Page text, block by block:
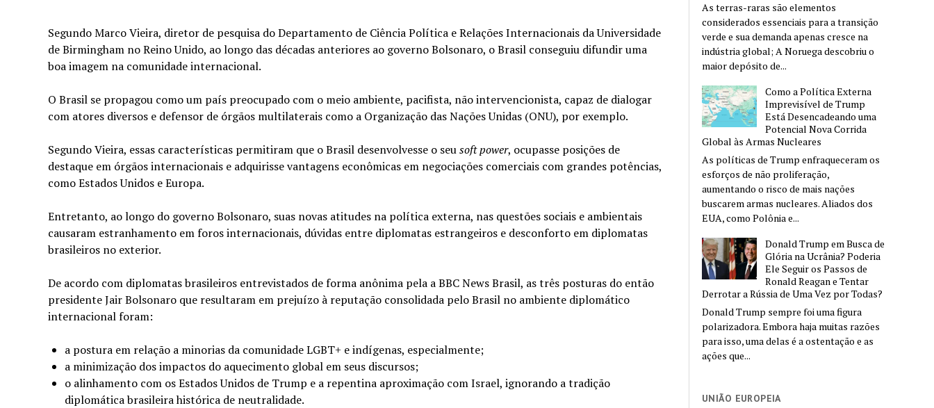
Segundo Marco Vieira, diretor de pesquisa do Departamento de Ciência Política e Relações Internacionais da Universidade
de Birmingham no Reino Unido, ao longo das décadas anteriores ao governo Bolsonaro, o Brasil conseguiu difundir uma
boa imagem na comunidade internacional.
O Brasil se propagou como um país preocupado com o meio ambiente, pacifista, não intervencionista, capaz de dialogar
com atores diversos e defensor de órgãos multilaterais como a Organização das Nações Unidas (ONU), por exemplo.
Segundo Vieira, essas características permitiram que o Brasil desenvolvesse o seusoft power, ocupasse posições de
destaque em órgãos internacionais e adquirisse vantagens econômicas em negociações comerciais com grandes potências,
como Estados Unidos e Europa.
Entretanto, ao longo do governo Bolsonaro, suas novas atitudes na política externa, nas questões sociais e ambientais
causaram estranhamento em foros internacionais, dúvidas entre diplomatas estrangeiros e desconforto em diplomatas
brasileiros no exterior.
De acordo com diplomatas brasileiros entrevistados de forma anônima pela a BBC News Brasil, as três posturas do então
presidente Jair Bolsonaro que resultaram em prejuízo à reputação consolidada pelo Brasil no ambiente diplomático
internacional foram:
a postura em relação a minorias da comunidade LGBT+ e indígenas, especialmente;
a minimização dos impactos do aquecimento global em seus discursos;
o alinhamento com os Estados Unidos de Trump e a repentina aproximação com Israel, ignorando a tradição
diplomática brasileira histórica de neutralidade.
As terras-raras são elementos
considerados essenciais para a transição
verde e sua demanda apenas cresce na
indústria global; A Noruega descobriu o
maior depósito de...
Como a Política Externa
Imprevisível de Trump
Está Desencadeando uma
Potencial Nova Corrida
Global às Armas Nucleares
As políticas de Trump enfraqueceram os
esforços de não proliferação,
aumentando o risco de mais nações
buscarem armas nucleares. Aliados dos
EUA, como Polônia e...
Donald Trump em Busca de
Glória na Ucrânia? Poderia
Ele Seguir os Passos de
Ronald Reagan e Tentar
Derrotar a Rússia de Uma Vez por Todas?
Donald Trump sempre foi uma figura
polarizadora. Embora haja muitas razões
para isso, uma delas é a ostentação e as
ações que...
UNIÃO EUROPEIA